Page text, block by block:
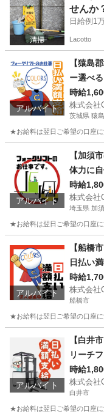
せんか
Lacotto
アルバイト
【猿島
ー選べ
時給
株式会社
茨城県 猿
★お給料は翌日ご希望の口座
倉庫
アルバイト
【加須
体力に
時給
株式会社
埼玉県 加
★お給料は翌日ご希望の口座
倉庫
アルバイト
【船橋
日払い
時給
株式会社
船橋市
★お給料は翌日ご希望の口座
倉庫
アルバイト
【白井
リーチ
時給
株式会社
白井市
★お給料は翌日ご希望の口座